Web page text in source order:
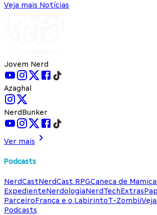
Veja mais Notícias
Jovem Nerd
Azaghal
NerdBunker
Ver mais
Podcasts
NerdCastNerdCast RPGCaneca de
ExpedienteNerdologiaNerdTechExtras
ParceiroFrança e o LabirintoT-Zombii
Podcasts